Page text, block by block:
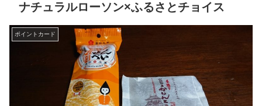
ナチュラルローソン×ふるさとチョイス
ポイントカード